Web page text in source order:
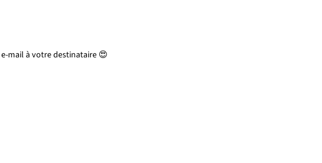
mail à votre destinataire 😍